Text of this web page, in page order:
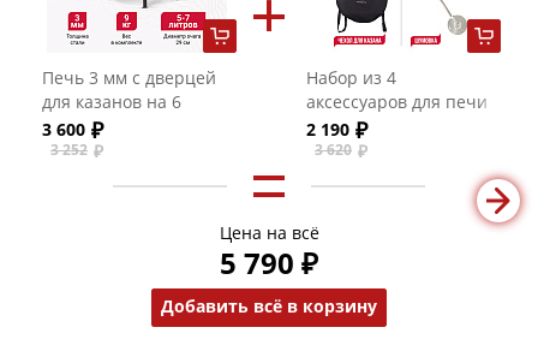
Печь 3 мм с дверцей
для казанов на 6
литров
3 600
3 252
Набор из 4
аксессуаров для печи
28 см
2 190
3 620
Цена на всё
5 790 ₽
Добавить всё в корзину